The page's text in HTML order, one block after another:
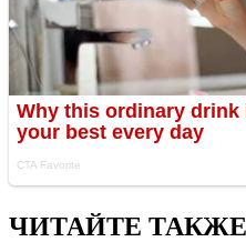
ЧИТАЙТЕ ТАКЖЕ